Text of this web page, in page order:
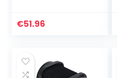
Canon EF 100 mm
€51.96